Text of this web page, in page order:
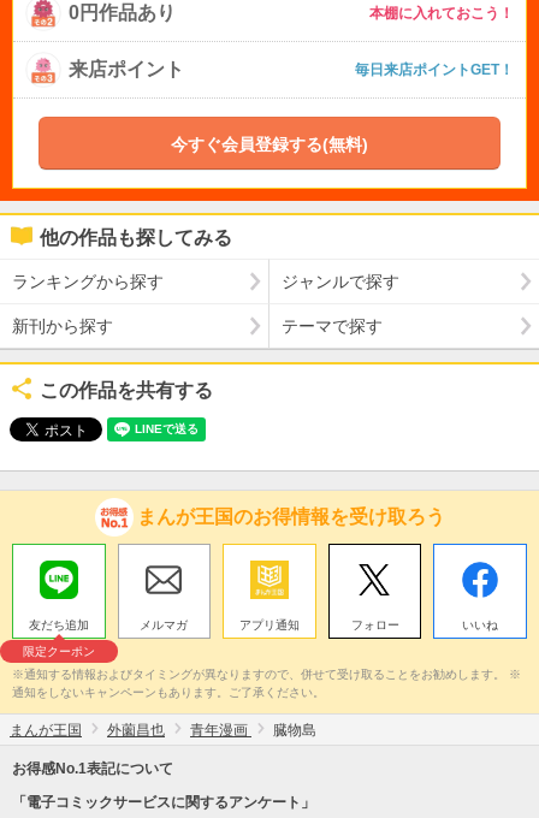
0円作品あり 本棚に入れておこう！
来店ポイント 毎日来店ポイントGET！
今すぐ会員登録する(無料)
他の作品も探してみる
ランキングから探す ジャンルで探す
新刊から探す テーマで探す
この作品を共有する
まんが王国のお得情報を受け取ろう
友だち追加
限定クーポン
メルマガ アプリ通知 フォロー いいね
※通知する情報およびタイミングが異なりますので、併せて受け取ることをお勧めします。 ※
通知をしないキャンペーンもあります。ご了承ください。
まんが王国 外薗昌也 青年漫画 臓物島
お得感No.1表記について
「電子コミックサービスに関するアンケート」